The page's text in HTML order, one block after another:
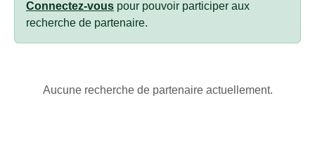
Connectez-vous pour pouvoir participer aux
recherche de partenaire.
Aucune recherche de partenaire actuellement.